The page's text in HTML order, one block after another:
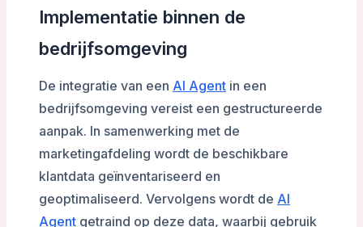
Implementatie binnen de
bedrijfsomgeving
De integratie van een AI Agentin een
bedrijfsomgeving vereist een gestructureerde
aanpak. In samenwerking met de
marketingafdeling wordt de beschikbare
klantdata geïnventariseerd en
geoptimaliseerd. Vervolgens wordt de AI
Agentgetraind op deze data, waarbij gebruik